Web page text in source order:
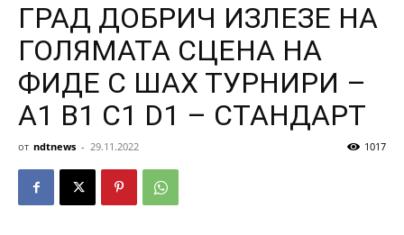
ГРАД ДОБРИЧ ИЗЛЕЗЕ НА
ГОЛЯМАТА СЦЕНА НА
ФИДЕ С ШАХ ТУРНИРИ –
А1 B1 C1 D1 – СТАНДАРТ
от ndtnews - 29.11.2022 1017